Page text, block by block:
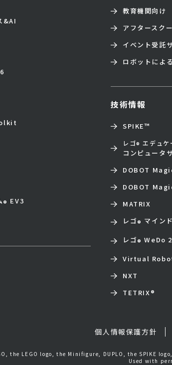
教育機関向け
アフタースク
イベント受託
ロボットによ
&AI
® EV3
技術情報
SPIKE™
レゴ® エデュケ
コンピュータ
DOBOT
DOBOT
MATRIX
レゴ® マイン
レゴ® WeDo
Virtual
NXT
TETRIX®
個人情報保護方針
the LEGO logo, the Minifigure, DUPLO, the SPIKE
Used with